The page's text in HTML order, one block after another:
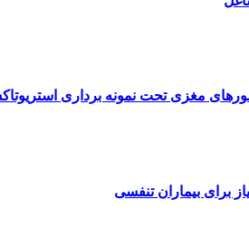
مغزی تحت نمونه برداری
برای بیماران تنفسی